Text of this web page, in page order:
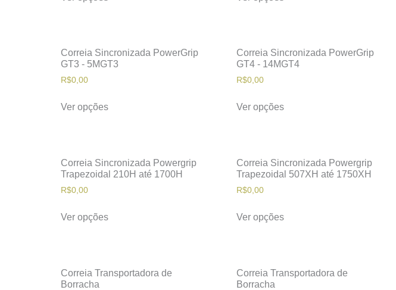
Correia Sincronizada PowerGrip
GT3 - 5MGT3
R$0,00
Ver opções
Correia Sincronizada PowerGrip
GT4 - 14MGT4
R$0,00
Ver opções
Correia Sincronizada Powergrip
Trapezoidal 210H até 1700H
R$0,00
Ver opções
Correia Sincronizada Powergrip
Trapezoidal 507XH até 1750XH
R$0,00
Ver opções
Correia Transportadora de
Borracha
Correia Transportadora de
Borracha